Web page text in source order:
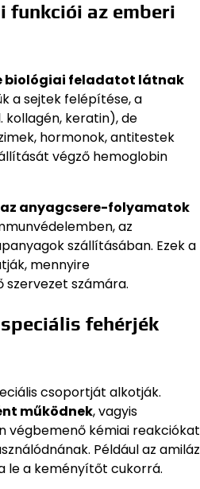
funkciói az emberi
biológiai feladatot látnak
a sejtek felépítése, a
kollagén, keratin), de
hormonok, antitestek
végző hemoglobin
az anyagcsere-folyamatok
az
szállításában. Ezek a
mennyire
szervezet számára.
fehérjék
csoportját alkotják.
működnek, vagyis
végbemenő kémiai reakciókat
Például az amiláz
le a keményítőt cukorrá.